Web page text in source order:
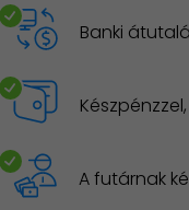
Banki
A futárnak